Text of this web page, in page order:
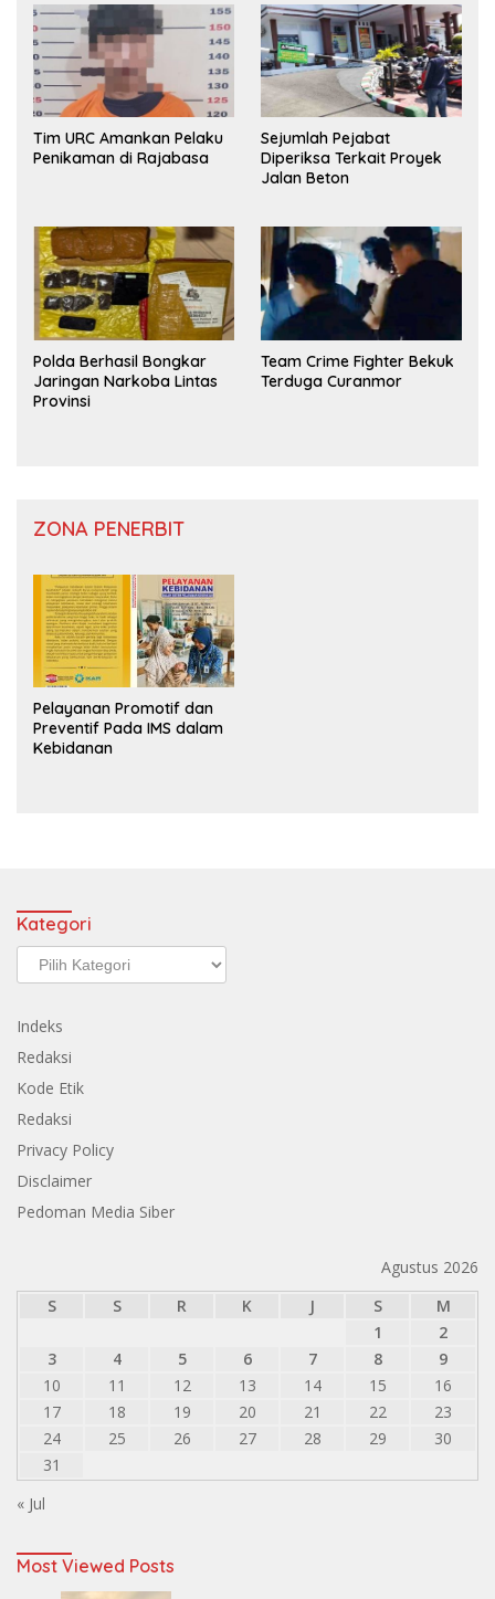
Tim URC Amankan Pelaku
Penikaman di Rajabasa
Sejumlah Pejabat
Diperiksa Terkait Proyek
Jalan Beton
Polda Berhasil Bongkar
Jaringan Narkoba Lintas
Provinsi
Team Crime Fighter Bekuk
Terduga Curanmor
ZONA PENERBIT
Pelayanan Promotif dan
Preventif Pada IMS dalam
Kebidanan
Kategori
Kategori
Indeks
Redaksi
Kode Etik
Redaksi
Privacy Policy
Disclaimer
Pedoman Media Siber
Agustus 2026
S
S R K J S
M
1
2
3
4 5 6 7 8
9
10
11 12 13 14 15
16
17
18 19 20 21 22
23
24
25 26 27 28 29
30
31
« Jul
Most Viewed Posts